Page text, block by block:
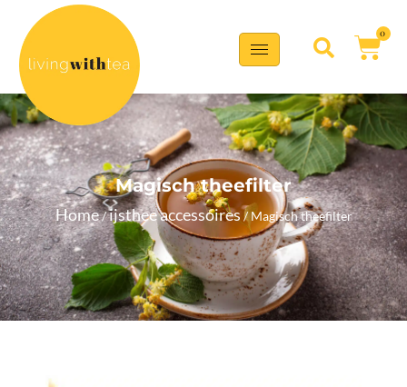
0
Magisch theefilter
Home/ijsthee accessoires / Magisch theefilter